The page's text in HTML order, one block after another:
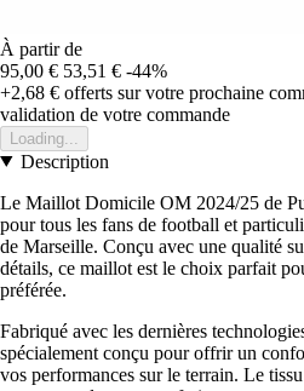
À partir de
95,00 € 53,51 € -44%
+2,68 € offerts sur votre prochaine
validation de votre commande
Loading...
Description
Le Maillot Domicile OM 2024/25 de
pour tous les fans de football et
de Marseille. Conçu avec une qualité
détails, ce maillot est le choix parfait
préférée.
Fabriqué avec les dernières
spécialement conçu pour offrir un
vos performances sur le terrain. Le